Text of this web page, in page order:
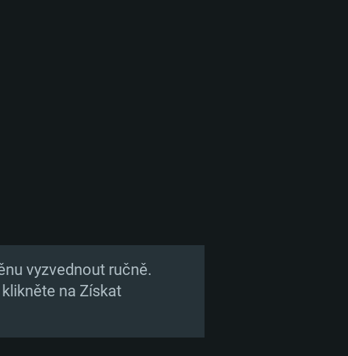
vyzvednout ručně.
na Získat